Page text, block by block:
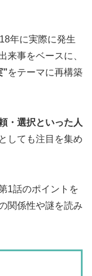
年に実際に発生
来事をベースに、
”をテーマに再構築
・選択といった人
としても注目を集め
1話のポイントを
関係性や謎を読み